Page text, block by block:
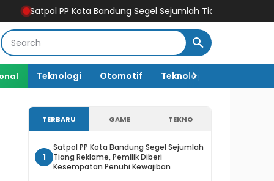
Kota Bandung Segel Sejumlah Tiang Reklame, Pemilik Diberi
Teknologi Otomotif Teknologi AI
TERBARU GAME TEKNO
1
Satpol PP Kota Bandung Segel Sejumlah
Tiang Reklame, Pemilik Diberi
Kesempatan Penuhi Kewajiban